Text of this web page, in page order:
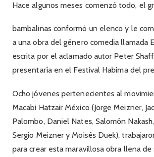
Hace algunos meses comenzó todo, el
bambalinas conformó un elencoy le
a una obra del género comedia llamada
escrita por el aclamado autor Peter
presentaría en el Festival Habima del
Ocho jóvenes pertenecientes al
Macabi Hatzair México (Jorge Meizner,
Palombo, Daniel Nates, Salomón
Sergio Meizner y Moisés Duek),
para crear esta maravillosa obra llena de